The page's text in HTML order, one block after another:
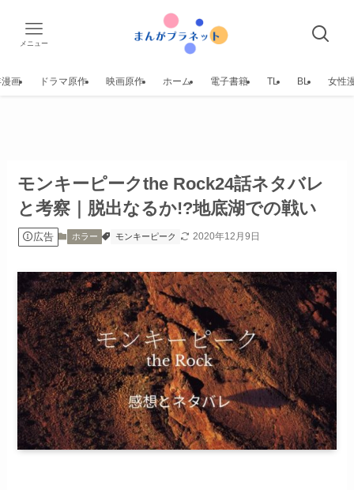
メニュー
画 ドラマ原作 映画原作 ホーム 電子書籍 TL BL 女性
モンキーピークthe Rock24話ネタバレ
と考察｜脱出なるか!?地底湖での戦い
広告 ホラー モンキーピーク 2020年12月9日